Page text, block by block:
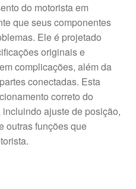
do motorista em
que seus componentes
Ele é projetado
originais e
complicações, além da
conectadas. Esta
correto do
ajuste de posição,
outras funções que